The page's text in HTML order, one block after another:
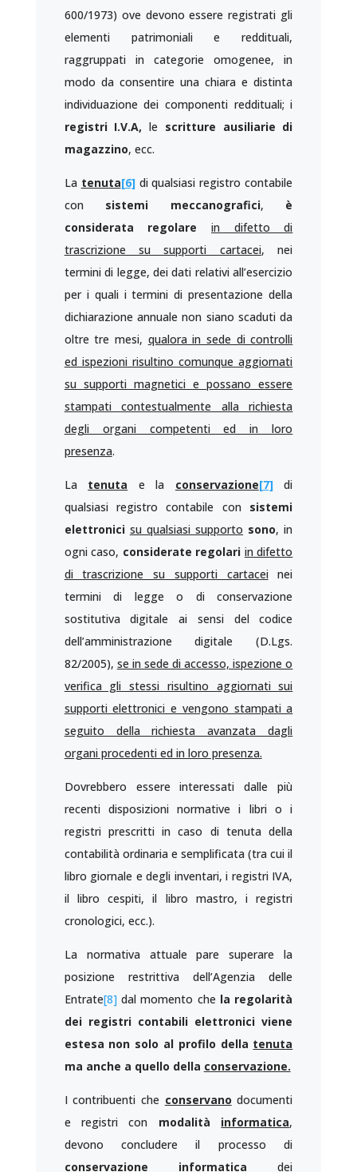
600/1973) ove devono essere registrati gli
elementi patrimoniali e reddituali,
raggruppati in categorie omogenee, in
modo da consentire una chiara e distinta
individuazione dei componenti reddituali; i
registri I.V.A, le scritture ausiliarie di
magazzino, ecc.
La tenuta[6]di qualsiasi registro contabile
con sistemi meccanografici, è
considerata regolare
in difetto di
trascrizione su supporti cartacei, nei
termini di legge, dei dati relativi all’esercizio
per i quali i termini di presentazione della
dichiarazione annuale non siano scaduti da
oltre tre mesi, qualora in sede di controlli
ed ispezioni risultino comunque aggiornati
su supporti magnetici e possano essere
stampati contestualmente alla richiesta
degli organi competenti ed in loro
presenza.
La tenuta e la conservazione[7]di
qualsiasi registro contabile con sistemi
elettronici su qualsiasi supporto sono, in
ogni caso, considerate regolari in difetto
di trascrizione su supporti cartaceinei
termini di legge o di conservazione
sostitutiva digitale ai sensi del codice
dell’amministrazione digitale (D.Lgs.
82/2005), se in sede di accesso, ispezione o
verifica gli stessi risultino aggiornati sui
supporti elettronici e vengono stampati a
seguito della richiesta avanzata dagli
organi procedenti ed in loro presenza.
Dovrebbero essere interessati dalle più
recenti disposizioni normative i libri o i
registri prescritti in caso di tenuta della
contabilità ordinaria e semplificata (tra cui il
libro giornale e degli inventari, i registri IVA,
il libro cespiti, il libro mastro, i registri
cronologici, ecc.).
La normativa attuale pare superare la
posizione restrittiva dell’Agenzia delle
Entrate[8] dal momento che la regolarità
dei registri contabili elettronici viene
estesa non solo al profilo della tenuta
ma anche a quello della conservazione.
I contribuenti che conservano documenti
e registri con modalità informatica,
devono concludere il processo di
conservazione informatica dei